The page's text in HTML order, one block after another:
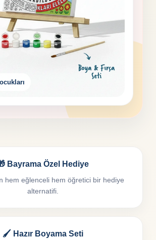
Bayrama Özel Hediye
hem eğlenceli hem öğretici bir hediye
alternatifi.
🖌️ Hazır Boyama Seti